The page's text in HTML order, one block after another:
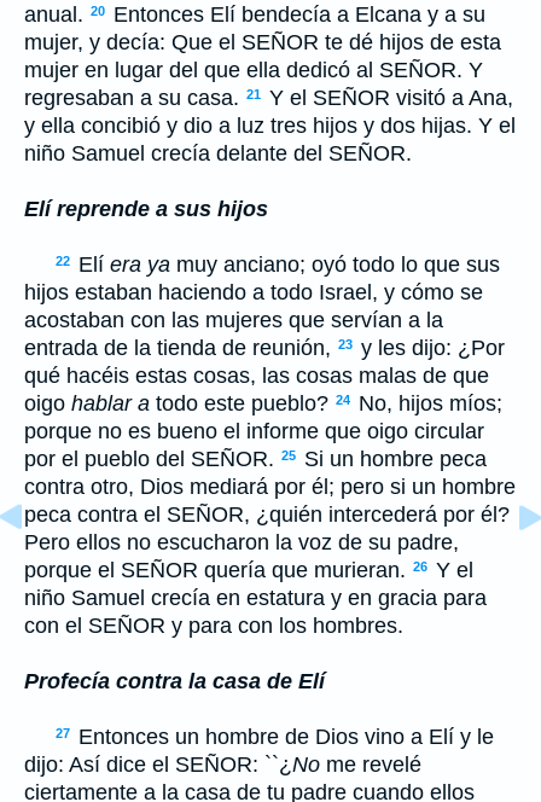
anual. 20
Entonces Elí bendecía a Elcana y a su
mujer, y decía: Que el SEÑOR te dé hijos de esta
mujer en lugar del que ella dedicó al SEÑOR. Y
regresaban a su casa. 21 Y el SEÑOR visitó a Ana,
y ella concibió y dio a luz tres hijos y dos hijas. Y el
niño Samuel crecía delante del SEÑOR.
Elí reprende a sus hijos
22 Elí era ya muy anciano; oyó todo lo que sus
hijos estaban haciendo a todo Israel, y cómo se
acostaban con las mujeres que servían a la
entrada de la tienda de reunión, 23 y les dijo: ¿Por
qué hacéis estas cosas, las cosas malas de que
oigo hablar a todo este pueblo? 24
No, hijos míos;
porque no es bueno el informe que oigo circular
por el pueblo del SEÑOR. 25
Si un hombre peca
contra otro, Dios mediará por él; pero si un hombre
peca contra el SEÑOR, ¿quién intercederá por él?
Pero ellos no escucharon la voz de su padre,
porque el SEÑOR quería que murieran. 26 Y el
niño Samuel crecía en estatura y en gracia para
con el SEÑOR y para con los hombres.
Profecía contra la casa de Elí
27
Entonces un hombre de Dios vino a Elí y le
dijo: Así dice el SEÑOR: ``¿No me revelé
ciertamente a la casa de tu padre cuando ellos